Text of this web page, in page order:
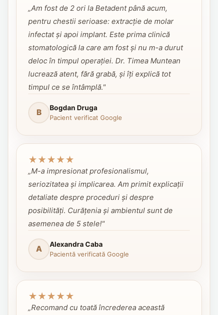
„Am fost de 2 ori la Betadent până acum,
pentru chestii serioase: extracție de molar
infectat și apoi implant. Este prima clinică
stomatologică la care am fost și nu m-a durut
deloc în timpul operației. Dr. Timea Muntean
lucrează atent, fără grabă, și îți explică tot
timpul ce se întâmplă."
B Bogdan Druga
Pacient verificat Google
★★★★★
„M-a impresionat profesionalismul,
seriozitatea și implicarea. Am primit explicații
detaliate despre proceduri și despre
posibilități. Curățenia și ambientul sunt de
asemenea de 5 stele!"
A Alexandra Caba
Pacientă verificată Google
★★★★★
„Recomand cu toată încrederea această